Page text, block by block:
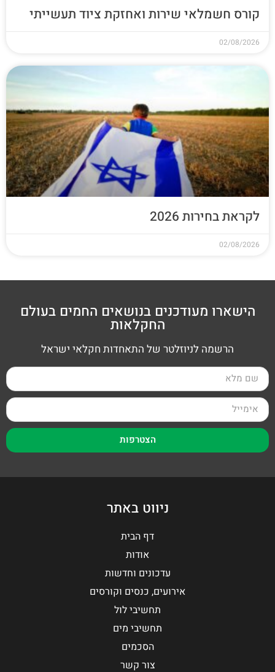
קורס חשמלאי שירות ואחזקת ציוד תעשייתי
02/08/2026
לקראת בחירות 2026
02/08/2026
הישארו מעודכנים בנושאים החמים בעולם
החקלאות
הרשמה לניוזלטר של התאחדות חקלאי ישראל
הצטרפות
ניווט באתר
דף הבית
אודות
עדכונים וחדשות
אירועים, כנסים וקורסים
תחשיבי לול
תחשיבי מים
הסכמים
צור קשר